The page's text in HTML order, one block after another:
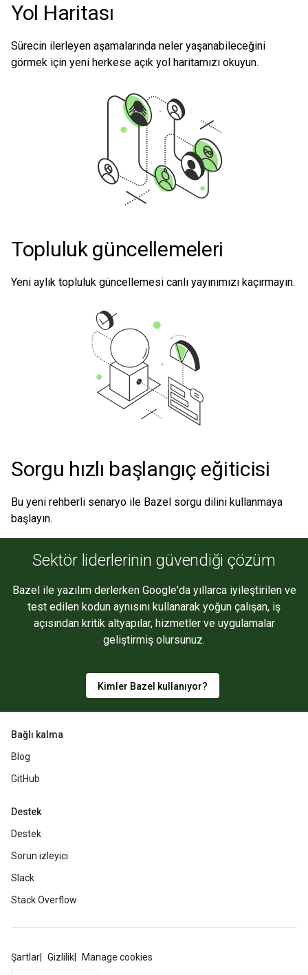
Yol Haritası
Sürecin ilerleyen aşamalarında neler yaşanabileceğini
görmek için yeni herkese açık yol haritamızı okuyun.
Topluluk güncellemeleri
Yeni aylık topluluk güncellemesi canlı yayınımızı kaçırmayın.
Sorgu hızlı başlangıç eğiticisi
Bu yeni rehberli senaryo ile Bazel sorgu dilini kullanmaya
başlayın.
Sektör liderlerinin güvendiği çözüm
Bazel ile yazılım derlerken Google'da yıllarca iyileştirilen ve
test edilen kodun aynısını kullanarak yoğun çalışan, iş
açısından kritik altyapılar, hizmetler ve uygulamalar
geliştirmiş olursunuz.
Kimler Bazel kullanıyor?
Bağlı kalma
Blog
GitHub
Destek
Destek
Sorun izleyici
Slack
Stack Overflow
Şartlar Gizlilik Manage cookies